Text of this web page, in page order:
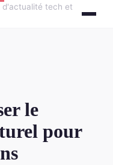
d'actualité tech et
le
pour